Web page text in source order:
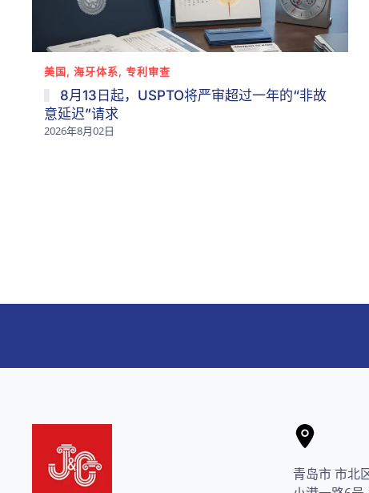
美国, 海牙体系, 专利审查
8月13日起，USPTO将严审超过一年的“非故
意延迟”请求
2026年8月02日
青岛市 市北